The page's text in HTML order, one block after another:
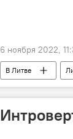
6 ноября 2022,
В Литве